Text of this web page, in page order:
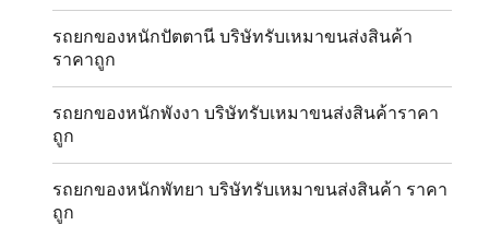
รถยกของหนักปัตตานี บริษัทรับเหมาขนส่งสินค้า
ราคาถูก
รถยกของหนักพังงา บริษัทรับเหมาขนส่งสินค้าราคา
ถูก
รถยกของหนักพัทยา บริษัทรับเหมาขนส่งสินค้า ราคา
ถูก